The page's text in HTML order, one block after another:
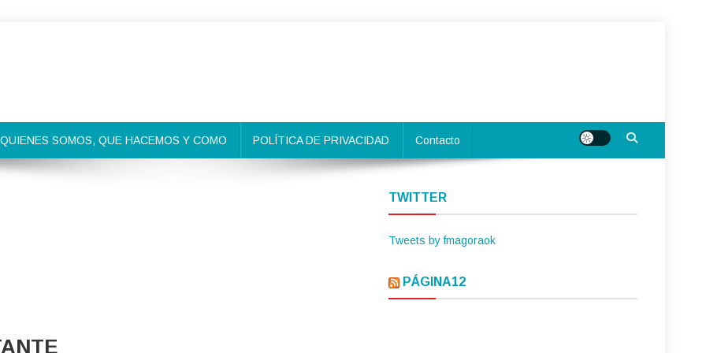
QUIENES SOMOS, QUE HACEMOS Y COMO POLÍTICA DE PRIVACIDAD Contacto
TWITTER
Tweets by fmagoraok
PÁGINA12